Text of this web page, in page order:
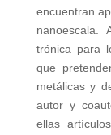
encuentran
nanoescala.
trónica para
que
metálicas y
autor y
ellas